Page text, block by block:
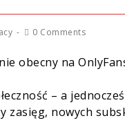
0 Comments
obecny na
– a
zasięg, nowych